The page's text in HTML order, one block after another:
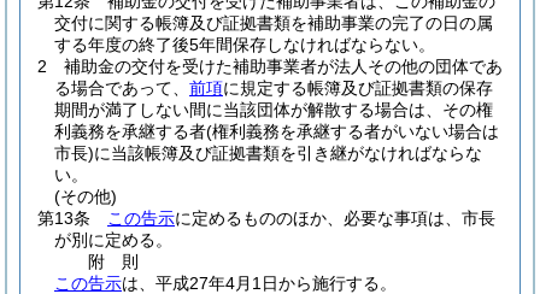
交付に関する帳簿及び証拠書類を補助事業の完了の日の属
する年度の終了後5年間保存しなければならない。
2
補助金の交付を受けた補助事業者が法人その他の団体であ
る場合であって、 前項に規定する帳簿及び証拠書類の保存
期間が満了しない間に当該団体が解散する場合は、その権
利義務を承継する者(権利義務を承継する者がいない場合は
市長)に当該帳簿及び証拠書類を引き継がなければならな
い。
(その他)
第13条
この告示に定めるもののほか、必要な事項は、市長
が別に定める。
附 則
この告示は、平成27年4月1日から施行する。